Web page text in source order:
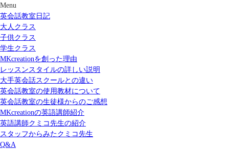
Menu
英会話教室日記
大人クラス
子供クラス
学生クラス
MKcreationを創った理由
レッスンスタイルの詳しい説明
大手英会話スクールとの違い
英会話教室の使用教材について
英会話教室の生徒様からのご感想
MKcreationの英語講師紹介
英語講師クミコ先生の紹介
スタッフからみたクミコ先生
Q&A